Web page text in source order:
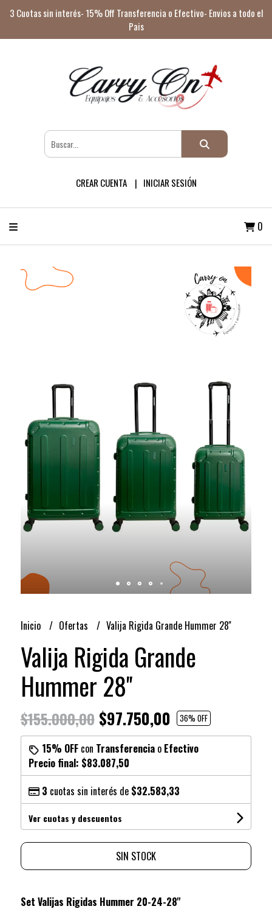
3 Cuotas sin interés- 15% Off Transferencia o Efectivo- Envios a todo el
Pais
CREAR CUENTA INICIAR SESIÓN
0
Inicio Ofertas Valija Rigida Grande Hummer 28''
Valija Rigida Grande
Hummer 28''
$155.000,00$97.750,00 36% OFF
15% OFFcon Transferenciao Efectivo
Precio final: $83.087,50
3 cuotas sin interés de $32.583,33
Ver cuotas y descuentos
SIN STOCK
Set Valijas Rigidas Hummer 20-24-28''